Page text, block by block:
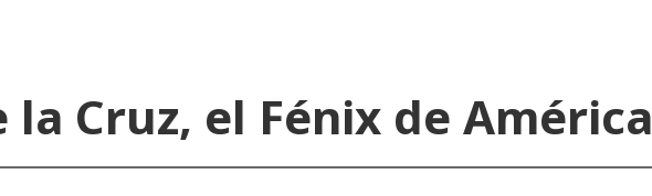
la Cruz, el Fénix de América